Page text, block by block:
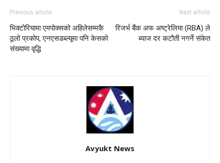
Previous article
भिक्टोरियामा एमपोक्सको अहिलेसम्मकै
ठूलो प्रकोप, एनएसडब्ल्यूमा पनि केसको
संख्यामा वृद्धि
Next article
रिजर्भ बैंक अफ अष्ट्रेलिया (RBA) ले
ब्याज दर कटौती नगर्ने संकेत
Avyukt News